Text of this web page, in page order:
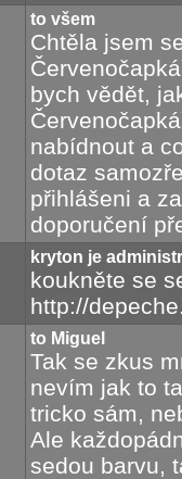
to všem
Chtěla jsem
bych vědět,
nabídnout a
dotaz
přihlášeni a
doporučení
kryton je
koukněte se
http://
to Miguel
Tak se zkus
nevím jak to
tricko sám,
Ale
sedou barvu,